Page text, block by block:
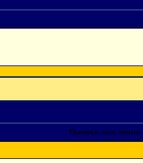
Themen von heute